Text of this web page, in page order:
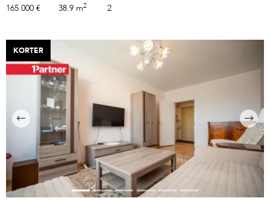
165 000 €
38.9 m2
2
KORTER